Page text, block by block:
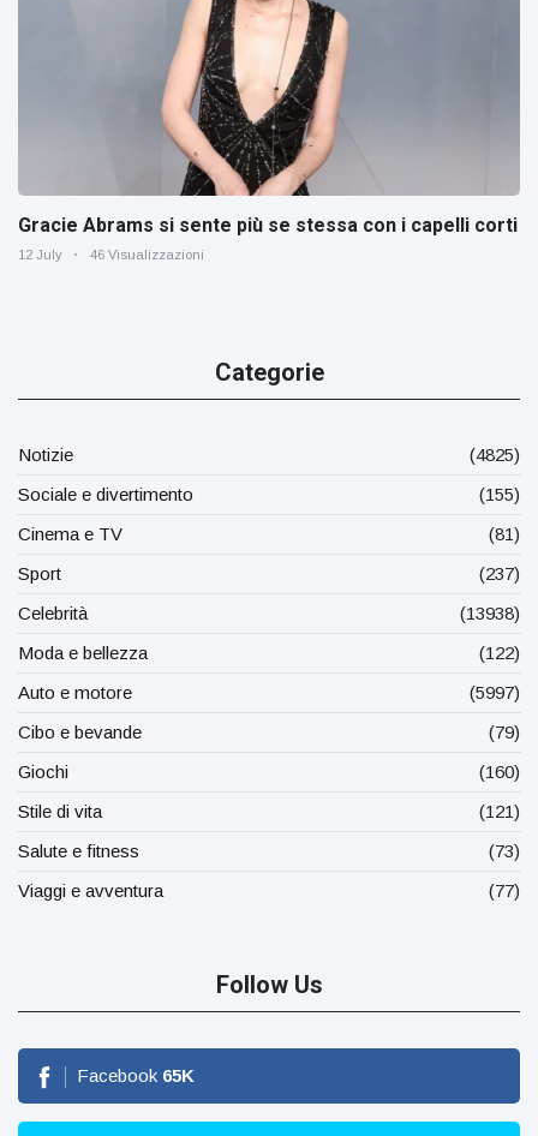
Gracie Abrams si sente più se stessa con i capelli corti
12 July 46 Visualizzazioni
Categorie
Notizie
(4825)
Sociale e divertimento
(155)
Cinema e TV
(81)
Sport
(237)
Celebrità
(13938)
Moda e bellezza
(122)
Auto e motore
(5997)
Cibo e bevande
(79)
Giochi
(160)
Stile di vita
(121)
Salute e fitness
(73)
Viaggi e avventura
(77)
Follow Us
Facebook 65K